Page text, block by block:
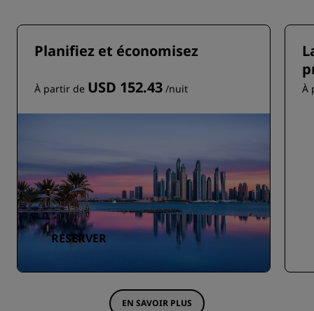
Planifiez et économisez
À partir de USD 152.43 /nuit
RÉSERVER
À
EN SAVOIR PLUS